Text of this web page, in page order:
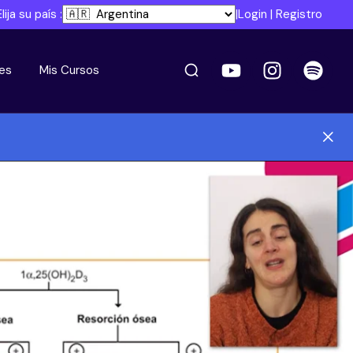
su país : |Login | Registro
Mis Cursos